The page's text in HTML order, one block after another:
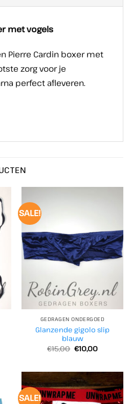
met vogels
Pierre Cardin boxer met
zorg voor je
perfect afleveren.
SALE!
GEDRAGEN ONDERGOED
Glanzende gigolo slip
blauw
€15,00 Oorspronkelijke
prijs
€10,00Huidige
SALE!